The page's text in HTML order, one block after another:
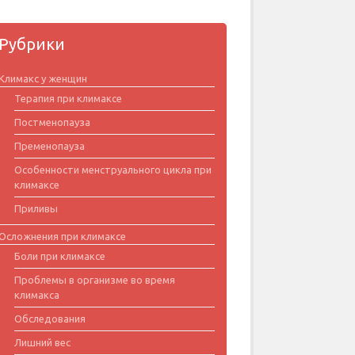
у женщин
Терапия при климаксе
Постменопауза
Пременопауза
Особенности менструального цикла при
климаксе
Приливы
при климаксе
Боли при климаксе
Проблемы в организме во время
климакса
Обследования
Лишний вес